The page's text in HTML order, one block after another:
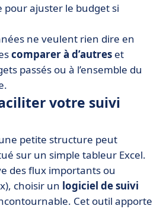
ajuster le budget si
ne veulent rien dire en
comparer à d’autres et
passés ou à l’ensemble du
votre suivi
petite structure peut
sur un simple tableur Excel.
des flux importants ou
choisir un logiciel de suivi
Cet outil apporte